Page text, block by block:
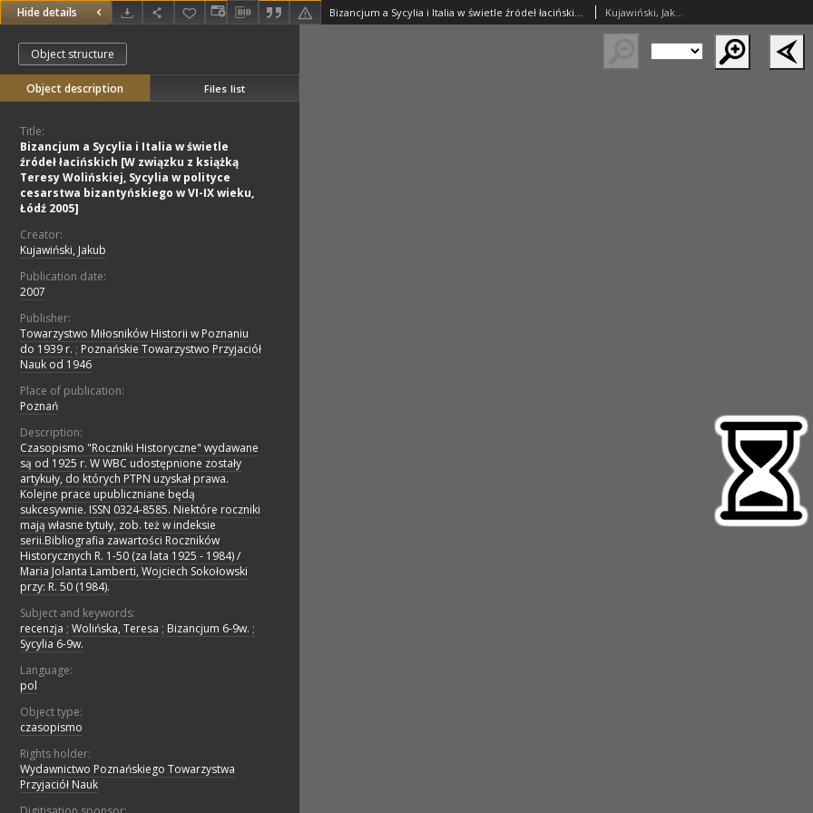
Hide details Bizancjum a Sycylia i Italia w świetle źródeł łacińskich [W związku z książką Teresy Wolińskiej, Sycylia w polityce cesarstwa bizantyńskiego w VI-IX wieku, Łódź 2005] Kujawiński, Jakub
Object structure
Object description Files list
Title:
Bizancjum a Sycylia i Italia w świetle
źródeł łacińskich [W związku z książką
Teresy Wolińskiej, Sycylia w polityce
cesarstwa bizantyńskiego w VI-IX wieku,
Łódź 2005]
Creator:
Kujawiński, Jakub
Publication date:
2007
Publisher:
Towarzystwo Miłosników Historii w Poznaniu
do 1939 r. ; Poznańskie Towarzystwo Przyjaciół
Nauk od 1946
Place of publication:
Poznań
Description:
Czasopismo "Roczniki Historyczne" wydawane
są od 1925 r. W WBC udostępnione zostały
artykuły, do których PTPN uzyskał prawa.
Kolejne prace upubliczniane będą
sukcesywnie. ISSN 0324-8585. Niektóre roczniki
mają własne tytuły, zob. też w indeksie
serii.Bibliografia zawartości Roczników
Historycznych R. 1-50 (za lata 1925 - 1984) /
Maria Jolanta Lamberti, Wojciech Sokołowski
przy: R. 50 (1984).
Subject and keywords:
recenzja ; Wolińska, Teresa ; Bizancjum 6-9w. ;
Sycylia 6-9w.
Language:
pol
Object type:
czasopismo
Rights holder:
Wydawnictwo Poznańskiego Towarzystwa
Przyjaciół Nauk